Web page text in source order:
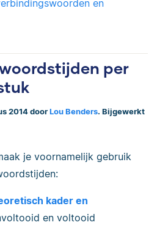
en
per
2014 door Lou Benders. Bijgewerkt
je voornamelijk gebruik
kader en
en voltooid